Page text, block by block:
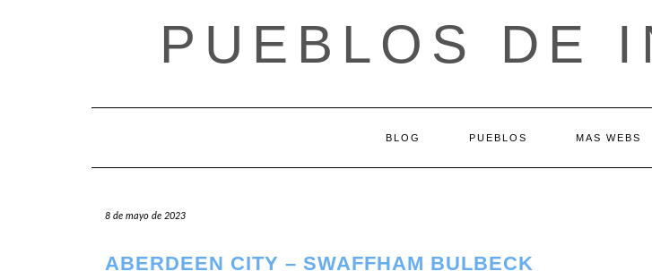
PUEBLOS DE
BLOG PUEBLOS MAS WEBS
8 de mayo de 2023
ABERDEEN CITY – SWAFFHAM BULBECK